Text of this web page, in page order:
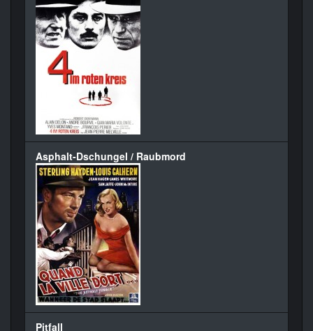
Asphalt-Dschungel / Raubmord
Pitfall